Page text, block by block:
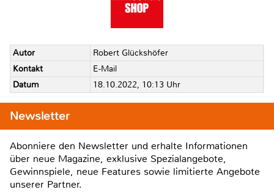
Autor
Robert Glückshöfer
Kontakt
E-Mail
Datum
18.10.2022, 10:13 Uhr
Newsletter
Abonniere den Newsletter und erhalte Informationen
über neue Magazine, exklusive Spezialangebote,
Gewinnspiele, neue Features sowie limitierte Angebote
unserer Partner.